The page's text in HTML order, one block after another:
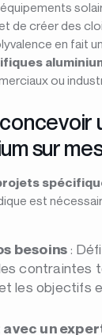
de créer des
en fait
ou
sur
est
besoins :
contraintes
les objectifs
un